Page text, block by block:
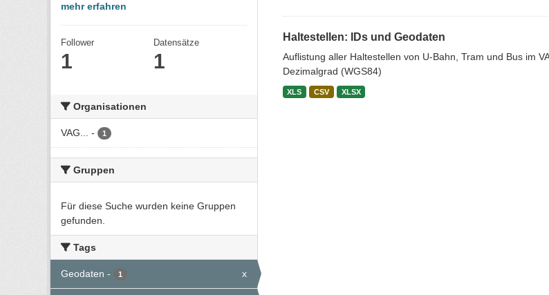
mehr erfahren
Follower
1
Datensätze
1
Organisationen
VAG... - 1
Gruppen
Für diese Suche wurden keine Gruppen
gefunden.
Tags
Geodaten - 1 x
Haltestellen: IDs und Geodaten
Auflistung aller Haltestellen von U-Bahn, Tram und Bus im
Dezimalgrad (WGS84)
XLS CSV XLSX